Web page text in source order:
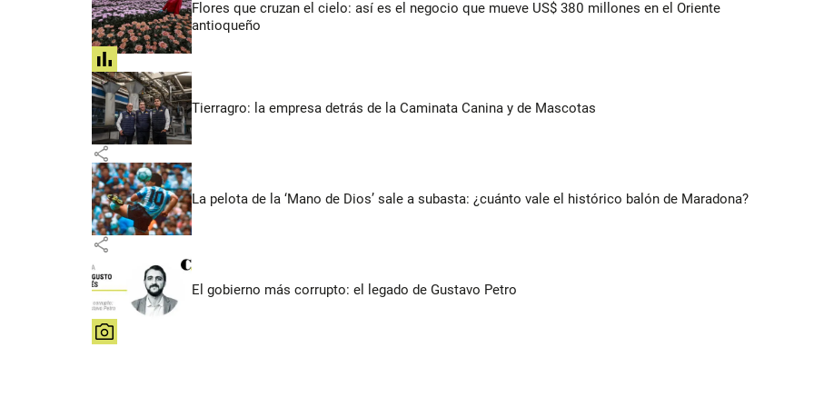
Flores que cruzan el cielo: así es el negocio que mueve US$ 380 millones en el Oriente
antioqueño
share
Tierragro: la empresa detrás de la Caminata Canina y de Mascotas
share
La pelota de la ‘Mano de Dios’ sale a subasta: ¿cuánto vale el histórico balón de Maradona?
share
El gobierno más corrupto: el legado de Gustavo Petro
share